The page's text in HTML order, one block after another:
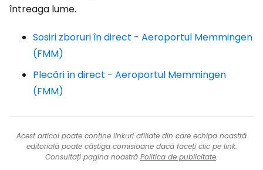
întreaga lume.
Sosiri zboruri în direct - Aeroportul Memmingen
(FMM)
Plecări în direct - Aeroportul Memmingen
(FMM)
Acest articol poate conține linkuri afiliate din care echipa noastră
editorială poate câștiga comisioane dacă faceți clic pe link.
Consultați pagina noastră Politica de publicitate.